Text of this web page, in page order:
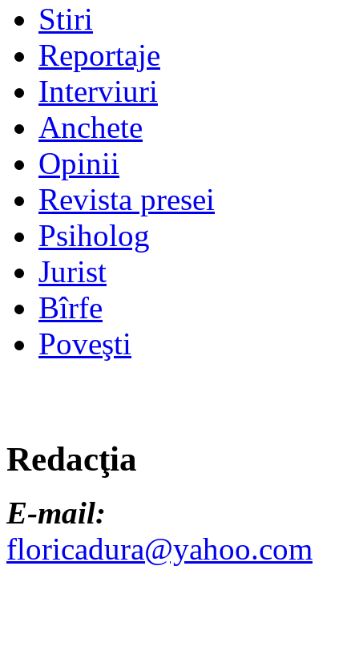
Stiri
Reportaje
Interviuri
Anchete
Opinii
Revista presei
Psiholog
Jurist
Bîrfe
Poveşti
Redacţia
E-mail:
floricadura@yahoo.com